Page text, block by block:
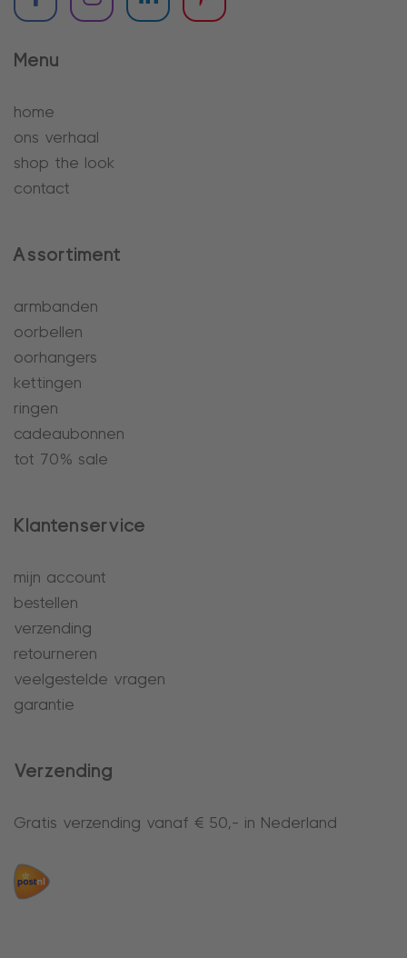
Menu
home
ons verhaal
shop the look
contact
Assortiment
armbanden
oorbellen
oorhangers
kettingen
ringen
cadeaubonnen
tot 70% sale
Klantenservice
mijn account
bestellen
verzending
retourneren
veelgestelde vragen
garantie
Verzending
Gratis verzending vanaf € 50,- in Nederland